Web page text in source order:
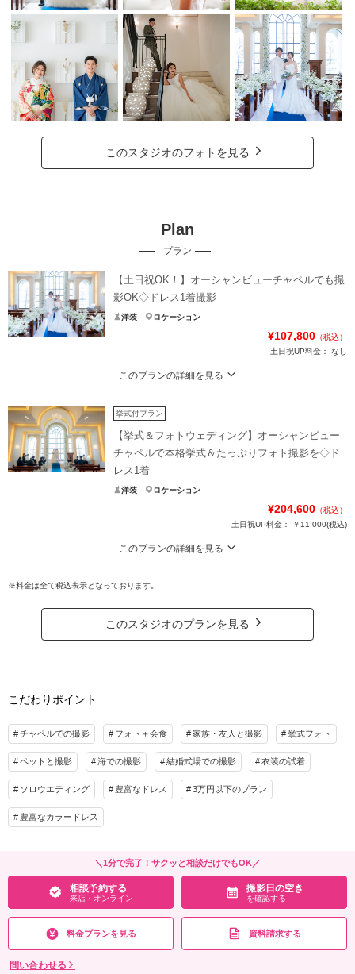
このスタジオのフォトを見る
Plan
プラン
【土日祝OK！】オーシャンビューチャペルでも撮
影OK◇ドレス1着撮影
洋装 ロケーション
¥107,800 （税込）
土日祝UP料金：
なし
このプランの詳細を見る
お好きなロケーションでフォト撮影◇心に残るお写真だけのフォトウェディン
グを。
青空と純白の外観のコントラスト、あふれる緑、海に架かるアーチ橋やモニュ
メントオブジェなど、フォトジェニックなシーンが多彩に叶います。海と空に
囲まれたリヴァージュブランで、ここならではのロケーション撮影をお楽しみ
ヘアメイク
家族用衣装レンタル
郎様小物／オンライン相談可能／家族・お子様・友人・ペットとの撮影可能
相談予約する
来店・オンライン
撮影日の空き
を確認する
挙式付プラン
【挙式＆フォトウェディング】オーシャンビュー
チャペルで本格挙式＆たっぷりフォト撮影を◇ド
レス1着
洋装 ロケーション
¥204,600 （税込）
土日祝UP料金：
￥11,000(税込)
このプランの詳細を見る
おふたりと大切な家族でおこなうアットホームな挙式とフォトプランがセット
になったNEWプランが登場！
海へと続くような青いバージンロードを一歩ずつ進み海の眺めが広がる祭壇で
誓いの時を。家族やゲストに見守られ、ここから人生の新たな物語が始まりま
撮影料 新婦衣装1着 新郎衣装1着
着付け ヘアメイク 小物一式
アルバム データ 20カット 台紙付写真
衣装追加
家族と撮影
衣装ランクUP60%OFF／チャペル使用料／結婚証明書／牧師・聖歌隊／ブーケ・ブ
ートニア／データダウンロード対応／専任アテンド／ブライズルーム使用料／新婦様
小物(パニエ＆ミュール)／新郎様小物／オンライン相談可能／家族・お子様・友人・
ペットとの撮影可能
相談予約する 撮影日の空き
※料金は全て税込表示となっております。
このスタジオのプランを見る
こだわりポイント
チャペルでの撮影 フォト＋会食 家族・友人と撮影 挙式フォト
ペットと撮影 海での撮影 結婚式場での撮影 衣装の試着
ソロウエディング 豊富なドレス 3万円以下のプラン
豊富なカラードレス
＼1分で完了！サクッと相談だけでもOK／
相談予約する
来店・オンライン
撮影日の空き
を確認する
料金プランを見る 資料請求する
問い合わせる